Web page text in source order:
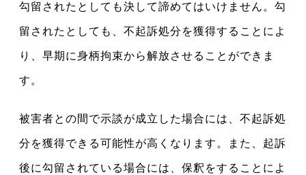
勾留されたとしても決して諦めてはいけません。勾
留されたとしても、不起訴処分を獲得することによ
り、早期に身柄拘束から解放させることができま
す。
被害者との間で示談が成立した場合には、不起訴処
分を獲得できる可能性が高くなります。また、起訴
後に勾留されている場合には、保釈をすることによ